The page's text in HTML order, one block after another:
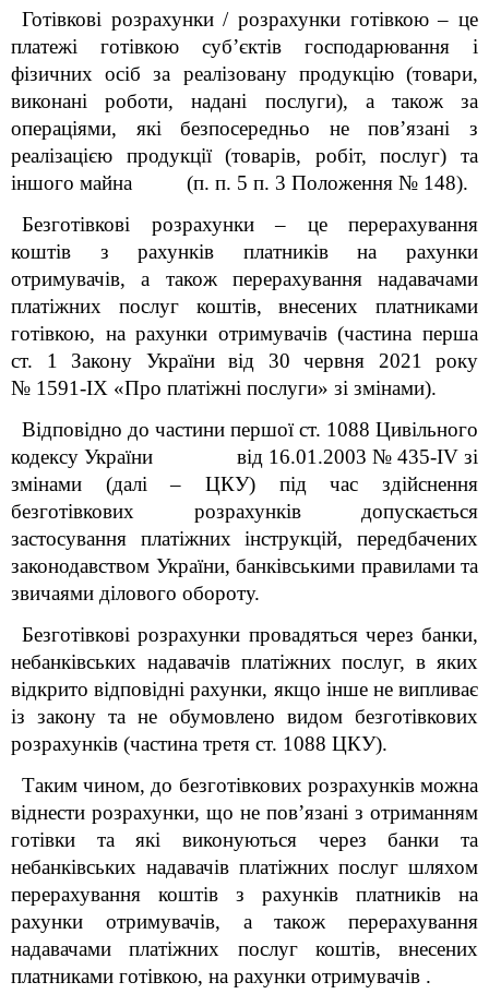
Готівкові розрахунки / розрахунки готівкою – це
платежі готівкою суб’єктів господарювання і
фізичних осіб за реалізовану продукцію (товари,
виконані роботи, надані послуги), а також за
операціями, які безпосередньо не пов’язані з
реалізацією продукції (товарів, робіт, послуг) та
іншого майна (п. п. 5 п. 3 Положення № 148).
Безготівкові розрахунки – це перерахування
коштів з рахунків платників на рахунки
отримувачів, а також перерахування надавачами
платіжних послуг коштів, внесених платниками
готівкою, на рахунки отримувачів (частина перша
ст. 1 Закону України від 30 червня 2021 року
№ 1591-IX «Про платіжні послуги» зі змінами).
Відповідно до частини першої ст. 1088 Цивільного
кодексу України від 16.01.2003 № 435-IV зі
змінами (далі – ЦКУ) під час здійснення
безготівкових розрахунків допускається
застосування платіжних інструкцій, передбачених
законодавством України, банківськими правилами та
звичаями ділового обороту.
Безготівкові розрахунки провадяться через банки,
небанківських надавачів платіжних послуг, в яких
відкрито відповідні рахунки, якщо інше не випливає
із закону та не обумовлено видом безготівкових
розрахунків (частина третя ст. 1088 ЦКУ).
Таким чином, до безготівкових розрахунків можна
віднести розрахунки, що не пов’язані з отриманням
готівки та які виконуються через банки та
небанківських надавачів платіжних послуг шляхом
перерахування коштів з рахунків платників на
рахунки отримувачів, а також перерахування
надавачами платіжних послуг коштів, внесених
платниками готівкою, на рахунки отримувачів .